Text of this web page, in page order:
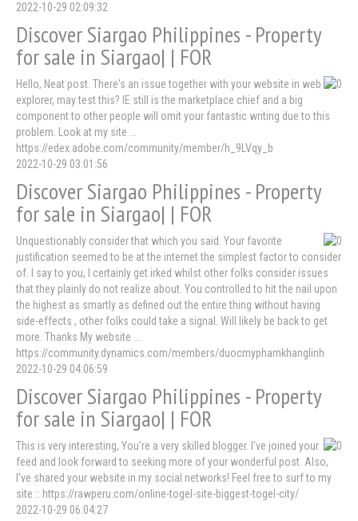
2022-10-29 02:09:32
Discover Siargao Philippines - Property
for sale in Siargao| | FOR
Hello, Neat post. There's an issue together with your website in web
explorer, may test this? IE still is the marketplace chief and a big
component to other people will omit your fantastic writing due to this
problem. Look at my site ...
https://edex.adobe.com/community/member/h_9LVqy_b
2022-10-29 03:01:56
Discover Siargao Philippines - Property
for sale in Siargao| | FOR
Unquestionably consider that which you said. Your favorite
justification seemed to be at the internet the simplest factor to consider
of. I say to you, I certainly get irked whilst other folks consider issues
that they plainly do not realize about. You controlled to hit the nail upon
the highest as smartly as defined out the entire thing without having
side-effects , other folks could take a signal. Will likely be back to get
more. Thanks My website ...
https://community.dynamics.com/members/duocmyphamkhanglinh
2022-10-29 04:06:59
Discover Siargao Philippines - Property
for sale in Siargao| | FOR
This is very interesting, You're a very skilled blogger. I've joined your
feed and look forward to seeking more of your wonderful post. Also,
I've shared your website in my social networks! Feel free to surf to my
site :: https://rawperu.com/online-togel-site-biggest-togel-city/
2022-10-29 06:04:27